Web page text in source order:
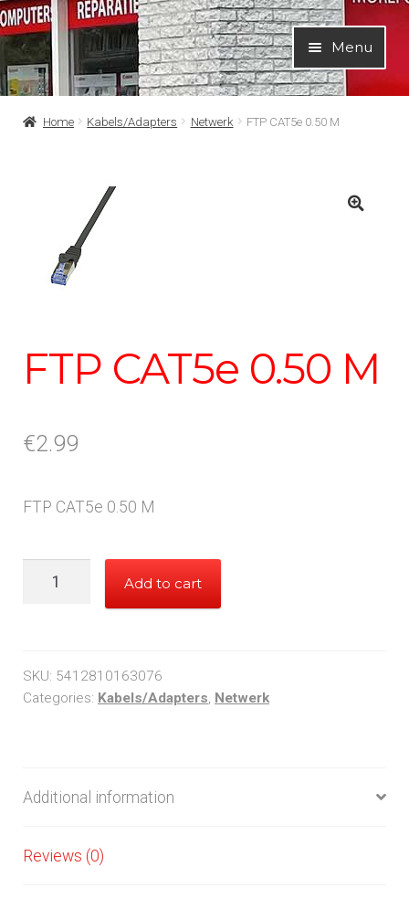
Ga
door
naar
navigatie
Ga
naar
de
inhoud
Menu
Home Kabels/Adapters Netwerk FTP CAT5e 0.50 M
FTP CAT5e 0.50 M
€2.99
FTP CAT5e 0.50 M
quantity
Add to cart
SKU: 5412810163076
Categories: Kabels/Adapters, Netwerk
Additional information
Reviews (0)